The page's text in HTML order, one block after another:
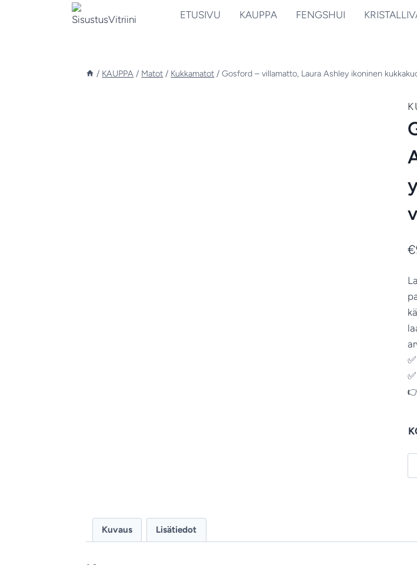
ETUSIVU KAUPPA FENGSHUI
/ KAUPPA / Matot / Kukkamatot / Gosford – villamatto, Laura Ashley ikoninen
€
-
Kuvaus Lisätiedot